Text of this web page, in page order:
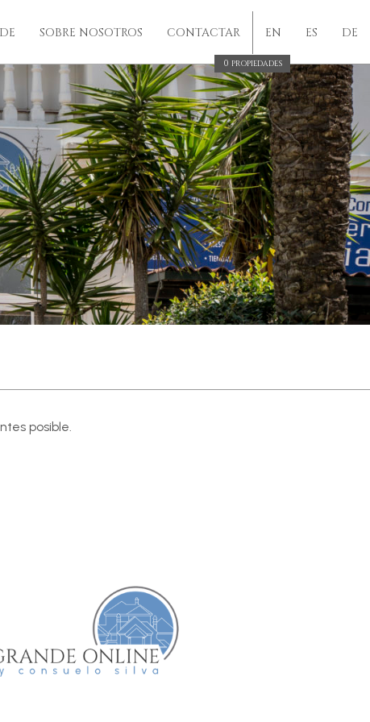
SOBRE NOSOTROS CONTACTAR
0 PROPIEDADES
EN ES DE
posible.